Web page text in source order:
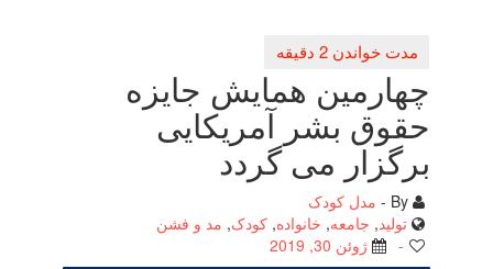
چهارمین همایش جایزه
حقوق بشر آمریكایی
برگزار می گردد
مدل کودک
جامعه,خانواده, کودک,مد و فشن
ژوئن 30, 2019